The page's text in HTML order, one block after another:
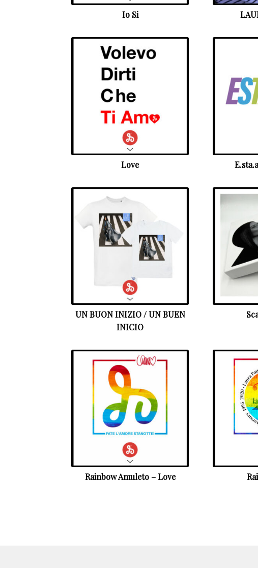
Io Si
Love
UN BUON INIZIO / UN BUEN
INICIO
Rainbow Amuleto – Love